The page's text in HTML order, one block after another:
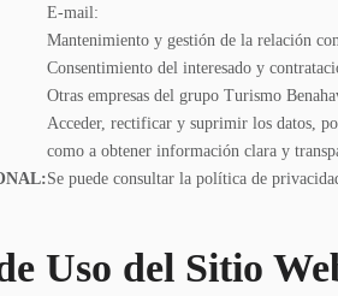
E-mail:
Mantenimiento y gestión de la relación
Consentimiento del interesado y
Otras empresas del grupo Turismo
Acceder, rectificar y suprimir los datos,
como a obtener información clara y
Se puede consultar la política de
Uso del Sitio